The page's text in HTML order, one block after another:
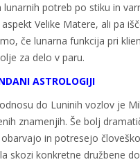
potreb po stiku in
Velike Matere, ali pa
če lunarna funkcija pri
za delo v paru.
ASTROLOGIJI
do Luninih vozlov je
znamenjih. Še bolj
in potresejo
skozi konkretne družbene